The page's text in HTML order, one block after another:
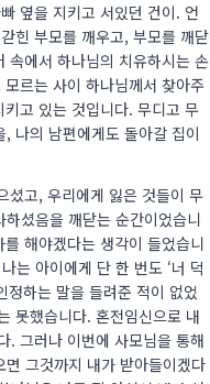
옆을 지키고 서있던 건이. 언
힌 부모를 깨우고, 부모를 깨닫
속에서 하나님의 치유하시는 손
르는 사이 하나님께서 찾아주
고 있는 것입니다. 무디고 무
나의 남편에게도 돌아갈 집이
셨고, 우리에게 잃은 것들이 무
셨음을 깨닫는 순간이었습니
해야겠다는 생각이 들었습니
는 아이에게 단 한 번도 ‘너 덕
하는 말을 들려준 적이 없었
못했습니다. 혼전임신으로 내
. 그러나 이번에 사모님을 통해
그것까지 내가 받아들이겠다